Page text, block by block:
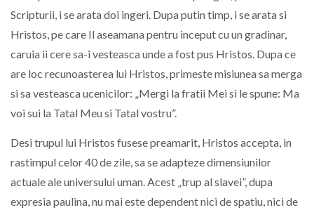
Scripturii, i se arata doi ingeri. Dupa putin timp, i se arata si
Hristos, pe care Il aseamana pentru inceput cu un gradinar,
caruia ii cere sa-i vesteasca unde a fost pus Hristos. Dupa ce
are loc recunoasterea lui Hristos, primeste misiunea sa merga
si sa vesteasca ucenicilor: „Mergi la fratii Mei si le spune: Ma
voi sui la Tatal Meu si Tatal vostru”.
Desi trupul lui Hristos fusese preamarit, Hristos accepta, in
rastimpul celor 40 de zile, sa se adapteze dimensiunilor
actuale ale universului uman. Acest „trup al slavei”, dupa
expresia paulina, nu mai este dependent nici de spatiu, nici de